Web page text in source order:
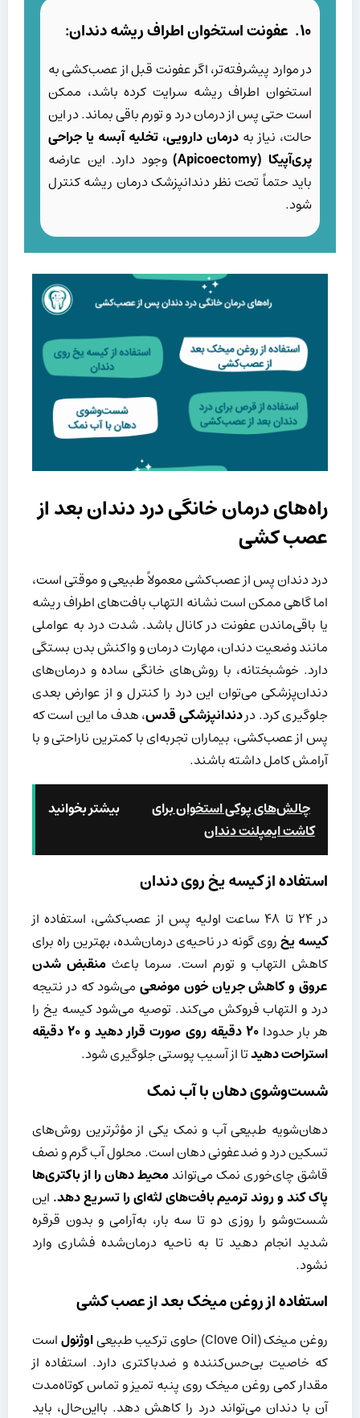
۱۰. عفونت استخوان اطراف ریشه دندان:
در موارد پیشرفته‌تر، اگر عفونت قبل از عصب‌کشی به
استخوان اطراف ریشه سرایت کرده باشد، ممکن
است حتی پس از درمان درد و تورم باقی بماند. در این
حالت، نیاز به درمان دارویی، تخلیه آبسه یا جراحی
پری‌آپیکا (Apicoectomy)
وجود دارد. این عارضه
باید حتماً تحت نظر دندانپزشک درمان ریشه کنترل
شود.
راه‌های درمان خانگی درد دندان بعد از
عصب کشی
درد دندان پس از عصب‌کشی معمولاً طبیعی و موقتی است،
اما گاهی ممکن است نشانه التهاب بافت‌های اطراف ریشه
یا باقی‌ماندن عفونت در کانال باشد. شدت درد به عواملی
مانند وضعیت دندان، مهارت درمان و واکنش بدن بستگی
دارد. خوشبختانه، با روش‌های خانگی ساده و درمان‌های
دندان‌پزشکی می‌توان این درد را کنترل و از عوارض بعدی
جلوگیری کرد. دردندانپزشکی قدس، هدف ما این است که
پس از عصب‌کشی، بیماران تجربه‌ای با کمترین ناراحتی و با
آرامش کامل داشته باشند.
بیشتر بخوانید
چالش‌های پوکی استخوان برای
کاشت ایمپلنت دندان
استفاده از کیسه یخ روی دندان
در ۲۴ تا ۴۸ ساعت اولیه پس از عصب‌کشی، استفاده از
کیسه یخروی گونه در ناحیه‌ی درمان‌شده، بهترین راه برای
کاهش التهاب و تورم است. سرما باعث منقبض شدن
عروق و کاهش جریان خون موضعیمی‌شود که در نتیجه
درد و التهاب فروکش می‌کند. توصیه می‌شود کیسه یخ را
هر بار حدودا۲۰دقیقه روی صورت قرار دهید و۲۰دقیقه
استراحت دهیدتا از آسیب پوستی جلوگیری شود.
شست‌وشوی دهان با آب نمک
دهان‌شویه طبیعی آب و نمک یکی از مؤثرترین روش‌های
تسکین درد و ضدعفونی دهان است. محلول آب گرم و نصف
قاشق چای‌خوری نمک می‌تواندمحیط دهان را از باکتری‌ها
پاک کند و روند ترمیم بافت‌های لثه‌ای را تسریع دهد. این
شست‌وشو را روزی دو تا سه بار، به‌آرامی و بدون قرقره
شدید انجام دهید تا به ناحیه درمان‌شده فشاری وارد
نشود.
استفاده از روغن میخک بعد از عصب کشی
روغن میخک (Clove Oil) حاوی ترکیب طبیعی اوژنولاست
که خاصیت بی‌حس‌کننده و ضدباکتری دارد. استفاده از
مقدار کمی روغن میخک روی پنبه تمیز و تماس کوتاه‌مدت
آن با دندان می‌تواند درد را کاهش دهد. بااین‌حال، باید